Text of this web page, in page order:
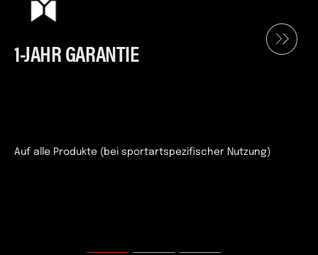
1-JAHR GARANTIE
Auf alle Produkte (bei sportartspezifischer Nutzung)